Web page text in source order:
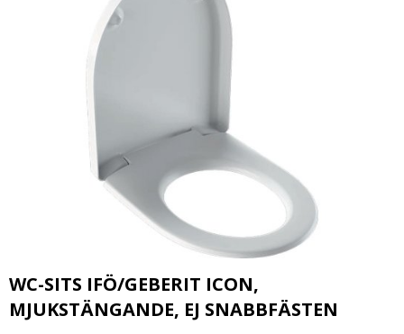
WC-SITS IFÖ/GEBERIT ICON,
MJUKSTÄNGANDE, EJ SNABBFÄSTEN